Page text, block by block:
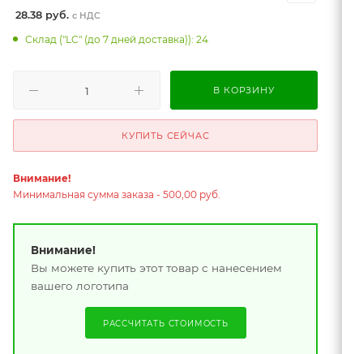
28.38 руб.с НДС
Склад ("LC" (до 7 дней доставка)): 24
В КОРЗИНУ
КУПИТЬ СЕЙЧАС
Внимание!
Минимальная сумма заказа - 500,00 руб.
Внимание!
Вы можете купить этот товар с нанесением
вашего логотипа
РАССЧИТАТЬ СТОИМОСТЬ